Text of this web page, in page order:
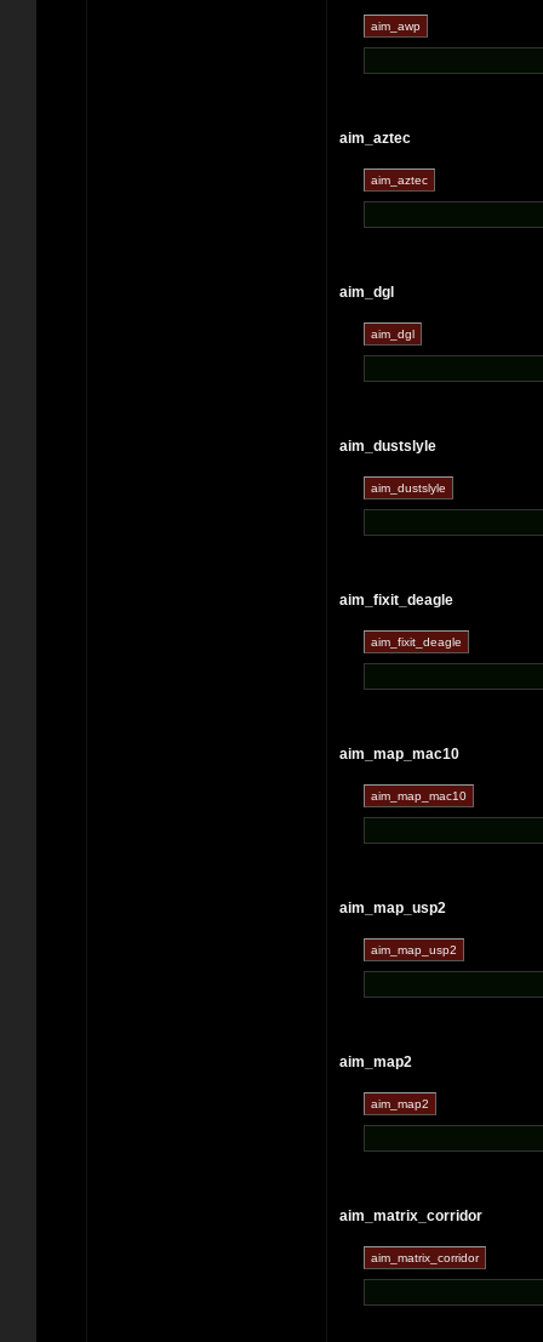
aim_aztec
aim_dgl
aim_dustslyle
aim_fixit_deagle
aim_map_mac10
aim_map_usp2
aim_map2
aim_matrix_corridor